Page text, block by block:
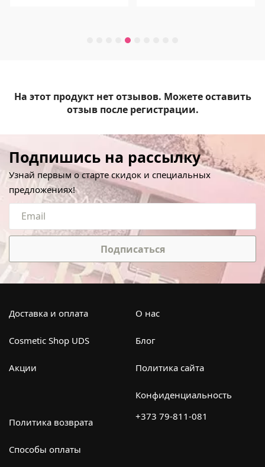
На этот продукт нет отзывов. Можете оставить
отзыв после регистрации.
Подпишись на рассылку
Узнай первым о старте скидок и специальных
предложениях!
Подписаться
Доставка и оплата
Cosmetic Shop UDS
Акции
О нас
Блог
Политика сайта
Конфиденциальность
Политика возврата
Способы оплаты
+373 79-811-081